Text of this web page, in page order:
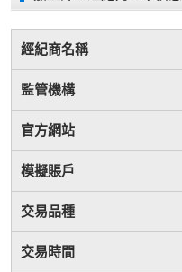
經紀商名稱
監管機構
官方網站
模擬賬戶
交易品種
交易時間